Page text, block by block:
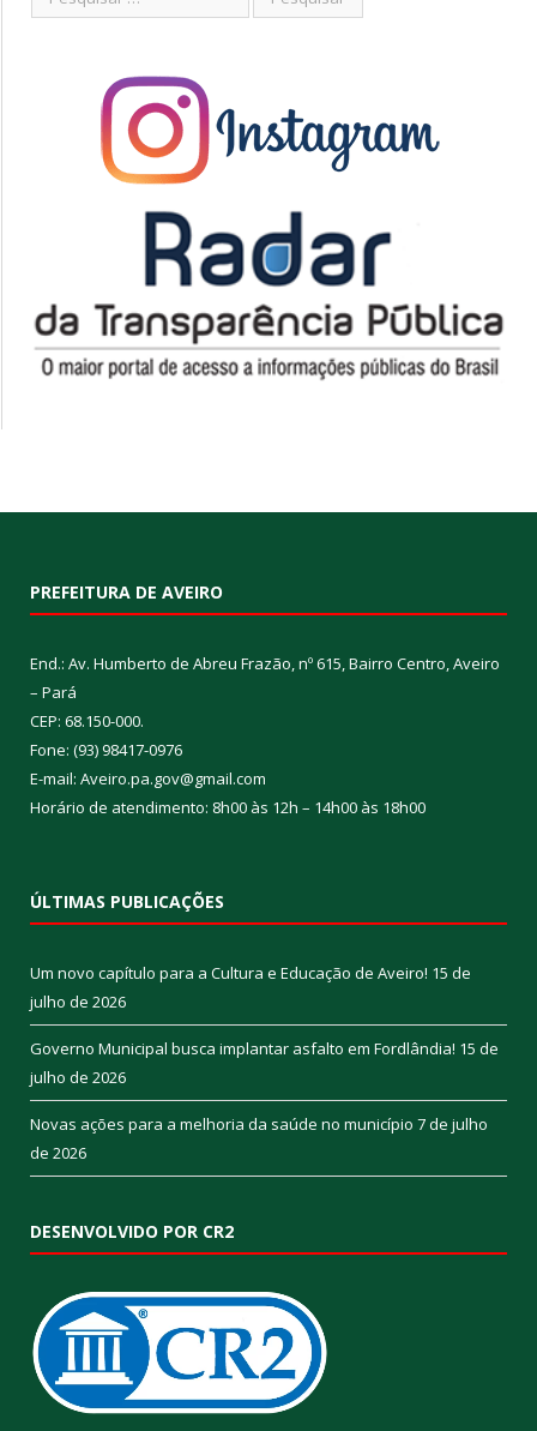
PREFEITURA DE AVEIRO
End.: Av. Humberto de Abreu Frazão, nº 615, Bairro Centro, Aveiro
– Pará
CEP: 68.150-000.
Fone: (93) 98417-0976
E-mail: Aveiro.pa.gov@gmail.com
Horário de atendimento: 8h00 às 12h – 14h00 às 18h00
ÚLTIMAS PUBLICAÇÕES
Um novo capítulo para a Cultura e Educação de Aveiro! 15 de
julho de 2026
Governo Municipal busca implantar asfalto em Fordlândia! 15 de
julho de 2026
Novas ações para a melhoria da saúde no município 7 de julho
de 2026
DESENVOLVIDO POR CR2